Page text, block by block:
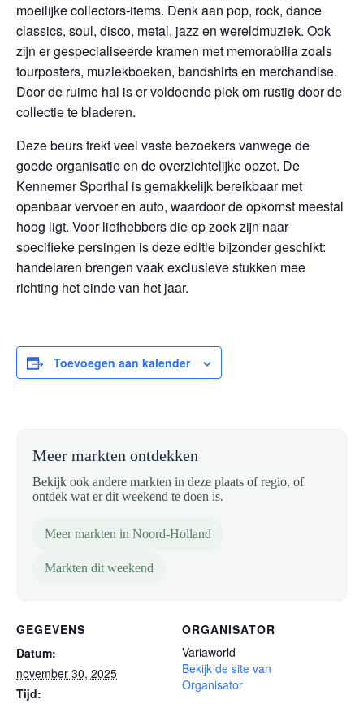
moeilijke collectors-items. Denk aan pop, rock, dance
classics, soul, disco, metal, jazz en wereldmuziek. Ook
zijn er gespecialiseerde kramen met memorabilia zoals
tourposters, muziekboeken, bandshirts en merchandise.
Door de ruime hal is er voldoende plek om rustig door de
collectie te bladeren.
Deze beurs trekt veel vaste bezoekers vanwege de
goede organisatie en de overzichtelijke opzet. De
Kennemer Sporthal is gemakkelijk bereikbaar met
openbaar vervoer en auto, waardoor de opkomst meestal
hoog ligt. Voor liefhebbers die op zoek zijn naar
specifieke persingen is deze editie bijzonder geschikt:
handelaren brengen vaak exclusieve stukken mee
richting het einde van het jaar.
Toevoegen aan kalender
Meer markten ontdekken
Bekijk ook andere markten in deze plaats of regio, of
ontdek wat er dit weekend te doen is.
Meer markten in Noord-Holland
Markten dit weekend
GEGEVENS
Datum:
november 30, 2025
Tijd:
ORGANISATOR
Variaworld
Bekijk de site van
Organisator